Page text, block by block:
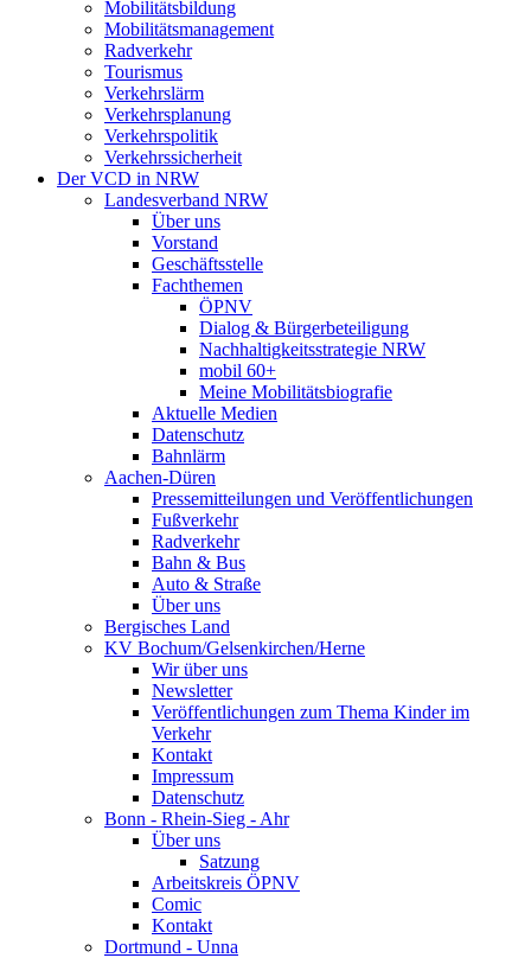
Mobilitätsbildung
Mobilitätsmanagement
Radverkehr
Tourismus
Verkehrslärm
Verkehrsplanung
Verkehrspolitik
Verkehrssicherheit
Der VCD in NRW
Landesverband NRW
Über uns
Vorstand
Geschäftsstelle
Fachthemen
ÖPNV
Dialog & Bürgerbeteiligung
Nachhaltigkeitsstrategie NRW
mobil 60+
Meine Mobilitätsbiografie
Aktuelle Medien
Datenschutz
Bahnlärm
Aachen-Düren
Pressemitteilungen und Veröffentlichungen
Fußverkehr
Radverkehr
Bahn & Bus
Auto & Straße
Über uns
Bergisches Land
KV Bochum/Gelsenkirchen/Herne
Wir über uns
Newsletter
Veröffentlichungen zum Thema Kinder im
Verkehr
Kontakt
Impressum
Datenschutz
Bonn - Rhein-Sieg - Ahr
Über uns
Satzung
Arbeitskreis ÖPNV
Comic
Kontakt
Dortmund - Unna